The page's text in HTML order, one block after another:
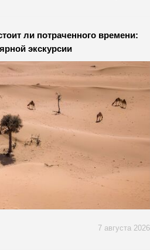
ли потраченного времени:
экскурсии
7 августа 2026